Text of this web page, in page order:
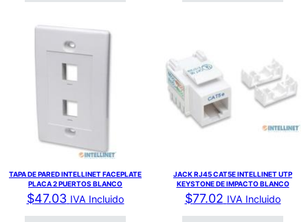
TAPA DE PARED INTELLINET FACEPLATE
PLACA 2 PUERTOS BLANCO
$47.03 IVA Incluido
JACK RJ45 CAT5E INTELLINET UTP
KEYSTONE DE IMPACTO BLANCO
$77.02 IVA Incluido